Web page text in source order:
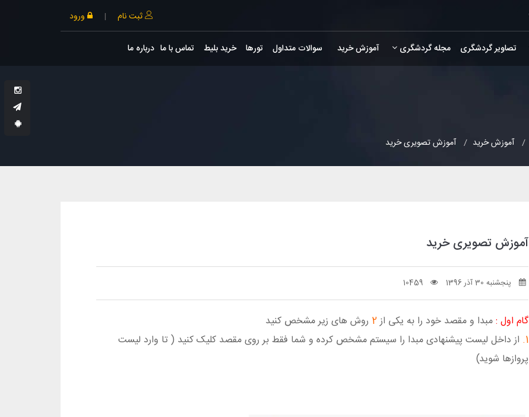
ثبت نام | ورود
تصاویر گردشگری مجله گردشگری آموزش خرید سوالات متداول تورها خرید بلیط تماس با ما درباره ما
آموزش خرید آموزش تصویری خرید
آموزش تصویری خرید
پنجشنبه 30 آذر 1396 10459
گام اول :مبدا و مقصد خود را به یکی از2 روش های زیر مشخص کنید
1. از داخل لیست پیشنهادی مبدا را سیستم مشخص کرده و شما فقط بر روی مقصد کلیک کنید ( تا وارد لیست
پروازها شوید)